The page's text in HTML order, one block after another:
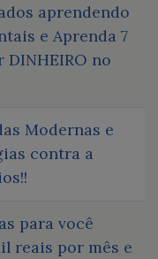
aprendendo
e Aprenda 7
DINHEIRO no
Modernas e
contra a
para você
reais por mês e